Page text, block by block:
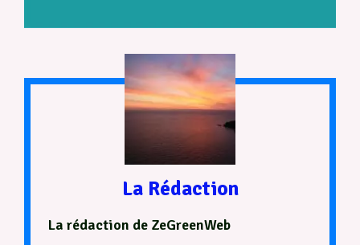
La Rédaction
La rédaction de ZeGreenWeb